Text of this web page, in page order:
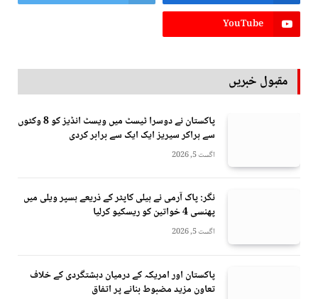
YouTube
مقبول خبریں
پاکستان نے دوسرا ٹیسٹ میں ویسٹ انڈیز کو 8 وکٹوں
سے ہراکر سیریز ایک ایک سے برابر کردی
اگست 5, 2026
نگر: پاک آرمی نے ہیلی کاپٹر کے ذریعے ہسپر ویلی میں
پھنسی 4 خواتین کو ریسکیو کرلیا
اگست 5, 2026
پاکستان اور امریکہ کے درمیان دہشتگردی کے خلاف
تعاون مزید مضبوط بنانے پر اتفاق